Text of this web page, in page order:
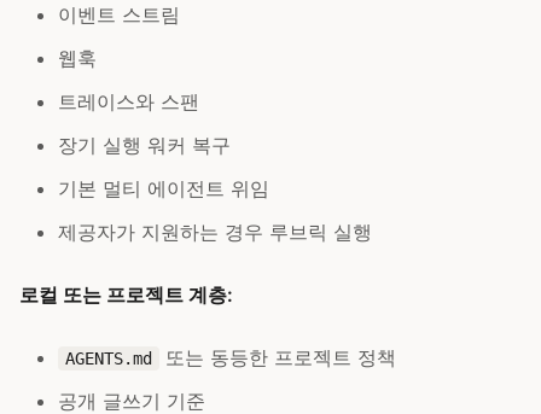
이벤트 스트림
웹훅
트레이스와 스팬
장기 실행 워커 복구
기본 멀티 에이전트 위임
제공자가 지원하는 경우 루브릭 실행
로컬 또는 프로젝트 계층:
AGENTS.md
또는 동등한 프로젝트 정책
공개 글쓰기 기준